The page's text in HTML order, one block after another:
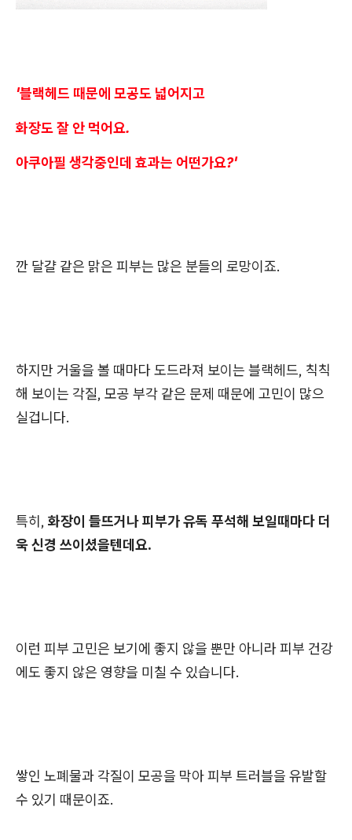
'블랙헤드 때문에 모공도 넓어지고
화장도 잘 안 먹어요.
아쿠아필 생각중인데 효과는 어떤가요?'
깐 달걀 같은 맑은 피부는 많은 분들의 로망이죠.
하지만 거울을 볼 때마다 도드라져 보이는 블랙헤드, 칙칙
해 보이는 각질, 모공 부각 같은 문제 때문에 고민이 많으
실겁니다.
특히, 화장이 들뜨거나 피부가 유독 푸석해 보일때마다 더
욱 신경 쓰이셨을텐데요.
이런 피부 고민은 보기에 좋지 않을 뿐만 아니라 피부 건강
에도 좋지 않은 영향을 미칠 수 있습니다.
쌓인 노폐물과 각질이 모공을 막아 피부 트러블을 유발할
수 있기 때문이죠.